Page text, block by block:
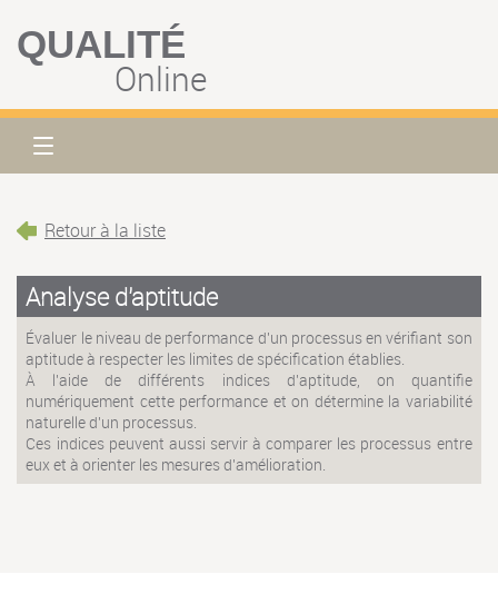
QUALITÉ
Online
Retour à la liste
Analyse d'aptitude
Évaluer le niveau de performance d'un processus en vérifiant son
aptitude à respecter les limites de spécification établies.
À l'aide de différents indices d'aptitude, on quantifie
numériquement cette performance et on détermine la variabilité
naturelle d'un processus.
Ces indices peuvent aussi servir à comparer les processus entre
eux et à orienter les mesures d'amélioration.